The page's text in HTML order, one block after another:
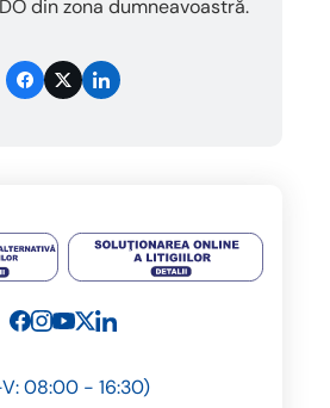
din zona dumneavoastră.
08:00 - 16:30)